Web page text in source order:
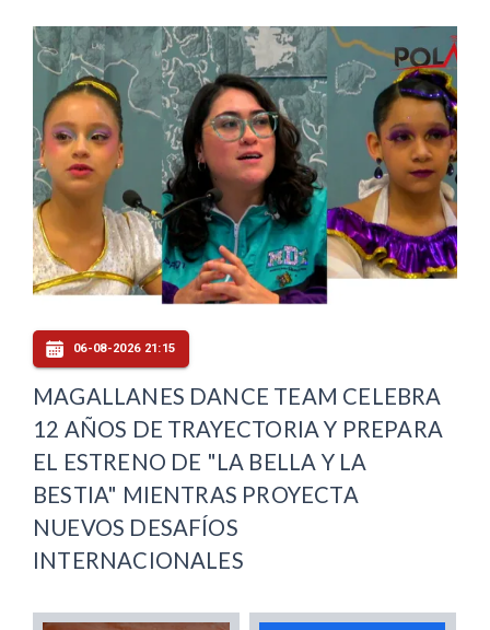
06-08-2026 21:15
MAGALLANES DANCE TEAM CELEBRA
12 AÑOS DE TRAYECTORIA Y PREPARA
EL ESTRENO DE "LA BELLA Y LA
BESTIA" MIENTRAS PROYECTA
NUEVOS DESAFÍOS
INTERNACIONALES